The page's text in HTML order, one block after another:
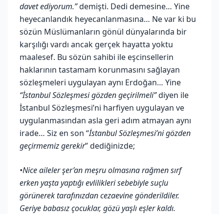
davet ediyorum.”demişti. Dedi demesine… Yine
heyecanlandık heyecanlanmasına… Ne var ki bu
sözün Müslümanların gönül dünyalarında bir
karşılığı vardı ancak gerçek hayatta yoktu
maalesef. Bu sözün sahibi ile eşcinsellerin
haklarının tastamam korunmasını sağlayan
sözleşmeleri uygulayan aynı Erdoğan… Yine
“İstanbul Sözleşmesi gözden geçirilmeli”diyen ile
İstanbul Sözleşmesi’ni harfiyen uygulayan ve
uygulanmasından asla geri adım atmayan aynı
irade… Siz en son “İstanbul Sözleşmesi’ni gözden
geçirmemiz gerekir” dediğinizde;
•Nice aileler şer’an meşru olmasına rağmen sırf
erken yaşta yaptığı evlilikleri sebebiyle suçlu
görünerek tarafınızdan cezaevine gönderildiler.
Geriye babasız çocuklar, gözü yaşlı eşler kaldı.